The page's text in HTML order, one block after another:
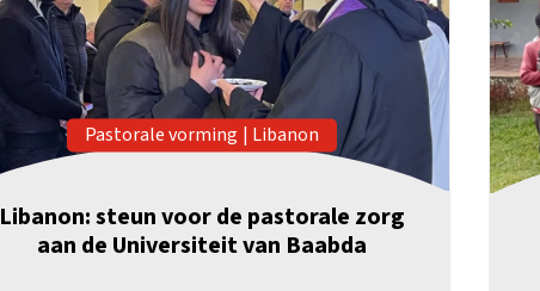
Pastorale vorming | Libanon
Libanon: steun voor de pastorale zorg
aan de Universiteit van Baabda